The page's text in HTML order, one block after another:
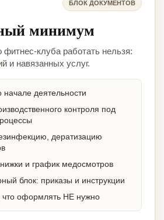
БЛОК ДОКУМЕНТОВ
минимум
фитнес-клуба работать нельзя:
и навязанных услуг.
деятельности
контроля под
дератизацию
и график медосмотров
блок: приказы и инструкции
что оформлять НЕ нужно